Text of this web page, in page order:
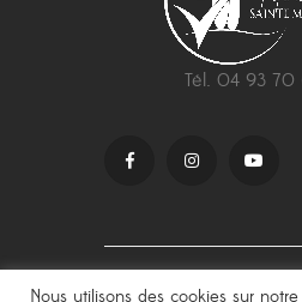
Tél. 04 93 70
Nous utilisons des cookies sur